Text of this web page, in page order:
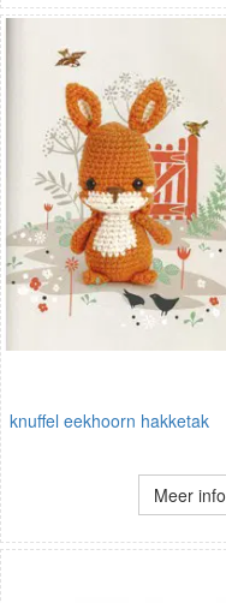
knuffel eekhoorn hakketak
Meer info